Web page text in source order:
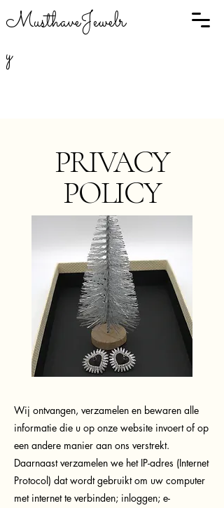
MusthaveJewelr
y
PRIVACY
POLICY
Wij ontvangen, verzamelen en bewaren alle
informatie die u op onze website invoert of op
een andere manier aan ons verstrekt.
Daarnaast verzamelen we het IP-adres (Internet
Protocol) dat wordt gebruikt om uw computer
met internet te verbinden; inloggen; e-